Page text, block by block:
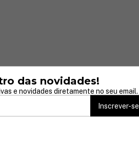
das novidades!
e novidades diretamente no seu email.
Inscrever-se